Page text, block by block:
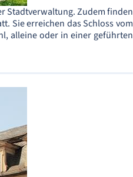
Stadtverwaltung. Zudem finden
Sie erreichen das Schloss vom
alleine oder in einer geführten